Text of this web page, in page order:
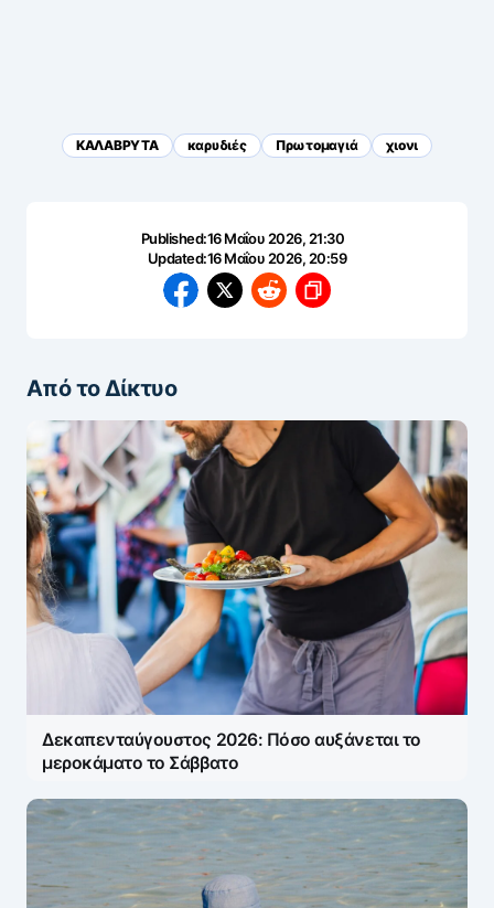
ΚΑΛΑΒΡΥΤΑ καρυδιές Πρωτομαγιά χιονι
Published:16 Μαΐου 2026, 21:30
Updated:16 Μαΐου 2026, 20:59
Από το Δίκτυο
Δεκαπενταύγουστος 2026: Πόσο αυξάνεται το
μεροκάματο το Σάββατο